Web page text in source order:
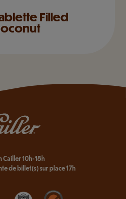
Filled
Cailler 10h-18h
de billet(s) sur place 17h